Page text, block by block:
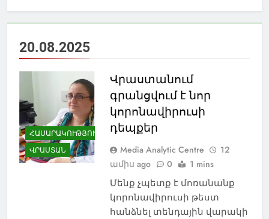
20.08.2025
ՀԱՍԱՐԱԿՈՒԹՅՈՒՆ
ՎՐԱՍՏԱՆ
Վրաստանում
գրանցվում է նոր
կորոնավիրուսի
դեպքեր
Media Analytic Centre
12
ամիս ago
0 1 mins
Մենք չպետք է մոռանանք
կորոնավիրուսի թեստ
հանձնել տենդային վարակի